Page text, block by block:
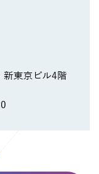
新東京ビル4階